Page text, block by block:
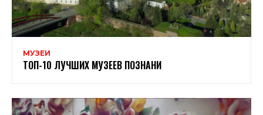
МУЗЕИ
ТОП-10 ЛУЧШИХ МУЗЕЕВ ПОЗНАНИ